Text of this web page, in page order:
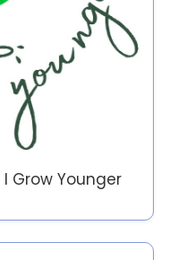
I Grow Younger